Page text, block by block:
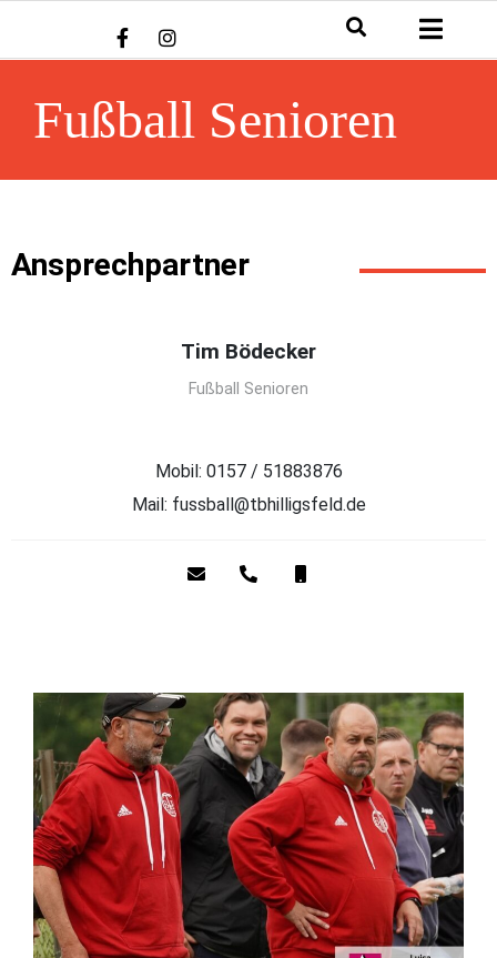
Fußball Senioren
Ansprechpartner
Tim Bödecker
Fußball Senioren
Mobil: 0157 / 51883876
Mail: fussball@tbhilligsfeld.de